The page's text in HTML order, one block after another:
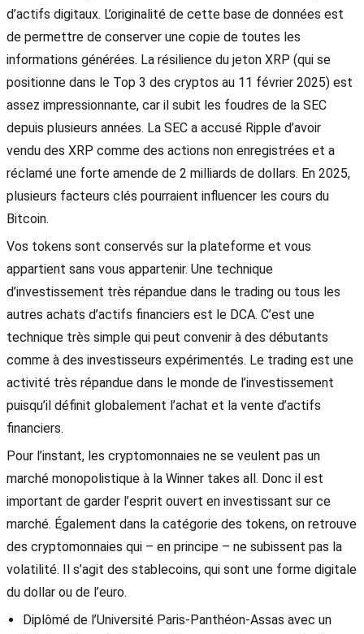
d’actifs digitaux. L’originalité de cette base de données est
de permettre de conserver une copie de toutes les
informations générées. La résilience du jeton XRP (qui se
positionne dans le Top 3 des cryptos au 11 février 2025) est
assez impressionnante, car il subit les foudres de la SEC
depuis plusieurs années. La SEC a accusé Ripple d’avoir
vendu des XRP comme des actions non enregistrées et a
réclamé une forte amende de 2 milliards de dollars. En 2025,
plusieurs facteurs clés pourraient influencer les cours du
Bitcoin.
Vos tokens sont conservés sur la plateforme et vous
appartient sans vous appartenir. Une technique
d’investissement très répandue dans le trading ou tous les
autres achats d’actifs financiers est le DCA. C’est une
technique très simple qui peut convenir à des débutants
comme à des investisseurs expérimentés. Le trading est une
activité très répandue dans le monde de l’investissement
puisqu’il définit globalement l’achat et la vente d’actifs
financiers.
Pour l’instant, les cryptomonnaies ne se veulent pas un
marché monopolistique à la Winner takes all. Donc il est
important de garder l’esprit ouvert en investissant sur ce
marché. Également dans la catégorie des tokens, on retrouve
des cryptomonnaies qui – en principe – ne subissent pas la
volatilité. Il s’agit des stablecoins, qui sont une forme digitale
du dollar ou de l’euro.
Diplômé de l’Université Paris-Panthéon-Assas avec un